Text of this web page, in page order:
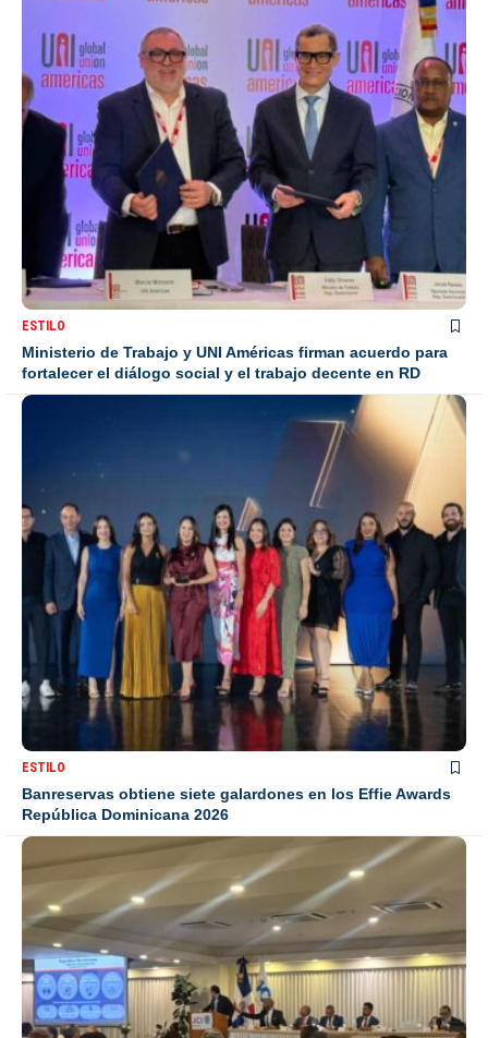
ESTILO
Ministerio de Trabajo y UNI Américas firman acuerdo para
fortalecer el diálogo social y el trabajo decente en RD
ESTILO
Banreservas obtiene siete galardones en los Effie Awards
República Dominicana 2026